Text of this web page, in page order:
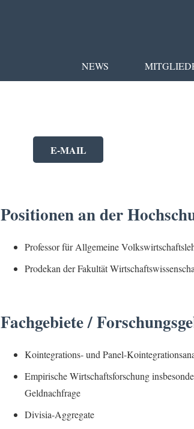
NEWS
E-MAIL
Positionen an der
Professor für Allgemeine
Prodekan der Fakultät
Fachgebiete /
Kointegrations- und Panel-
Empirische Wirtschaftsforschung
Geldnachfrage
Divisia-Aggregate